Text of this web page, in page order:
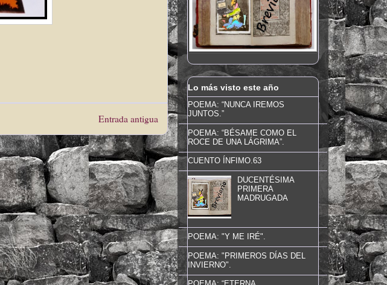
Entrada antigua
Lo más visto este año
POEMA: “NUNCA IREMOS
JUNTOS.”
POEMA: “BÉSAME COMO EL
ROCE DE UNA LÁGRIMA”.
CUENTO ÍNFIMO.63
DUCENTÉSIMA
PRIMERA
MADRUGADA
POEMA: "Y ME IRÉ".
POEMA: "PRIMEROS DÍAS DEL
INVIERNO".